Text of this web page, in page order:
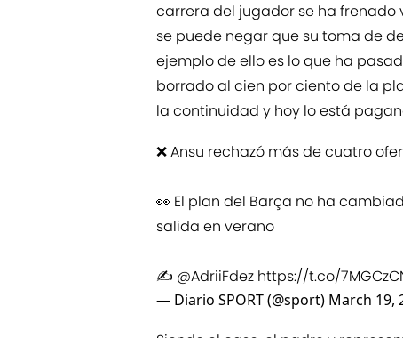
carrera del jugador se ha frenado
se puede negar que su toma de
ejemplo de ello es lo que ha
borrado al cien por ciento de la
la continuidad y hoy lo está
❌ Ansu rechazó más de cuatro
👀 El plan del Barça no ha
salida en verano
✍️ @AdriiFdez https://t.co/
— Diario SPORT (@sport) March 19,